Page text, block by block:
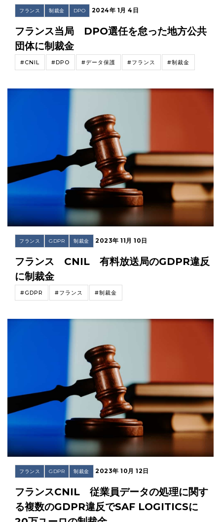
フランス 制裁金 DPO 2024年 1月 4日
フランス当局 DPO選任を怠った地方公共
団体に制裁金
#CNIL #DPO #データ保護 #フランス #制裁金
フランス GDPR 制裁金 2023年 11月 10日
フランス CNIL 有料放送局のGDPR違反
に制裁金
#GDPR #フランス #制裁金
フランス GDPR 制裁金 2023年 10月 12日
フランスCNIL 従業員データの処理に関す
る複数のGDPR違反でSAF LOGITICSに